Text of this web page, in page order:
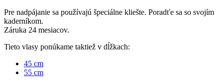
Pre nadpájanie sa používajú špeciálne kliešte. Poradťe sa so svojím
kaderníkom.
Záruka 24 mesiacov.
Tieto vlasy ponúkame taktiež v dĺžkach:
45 cm
55 cm